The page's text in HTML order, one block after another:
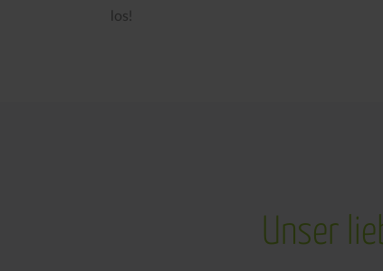
los!
Unser